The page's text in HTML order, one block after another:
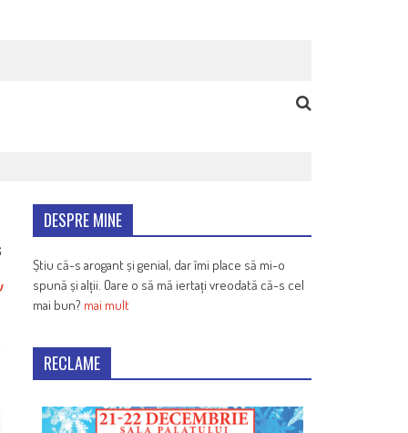
DESPRE MINE
Știu că-s arogant și genial, dar îmi place să mi-o
spună și alții. Oare o să mă iertați vreodată că-s cel
mai bun? mai mult
RECLAME